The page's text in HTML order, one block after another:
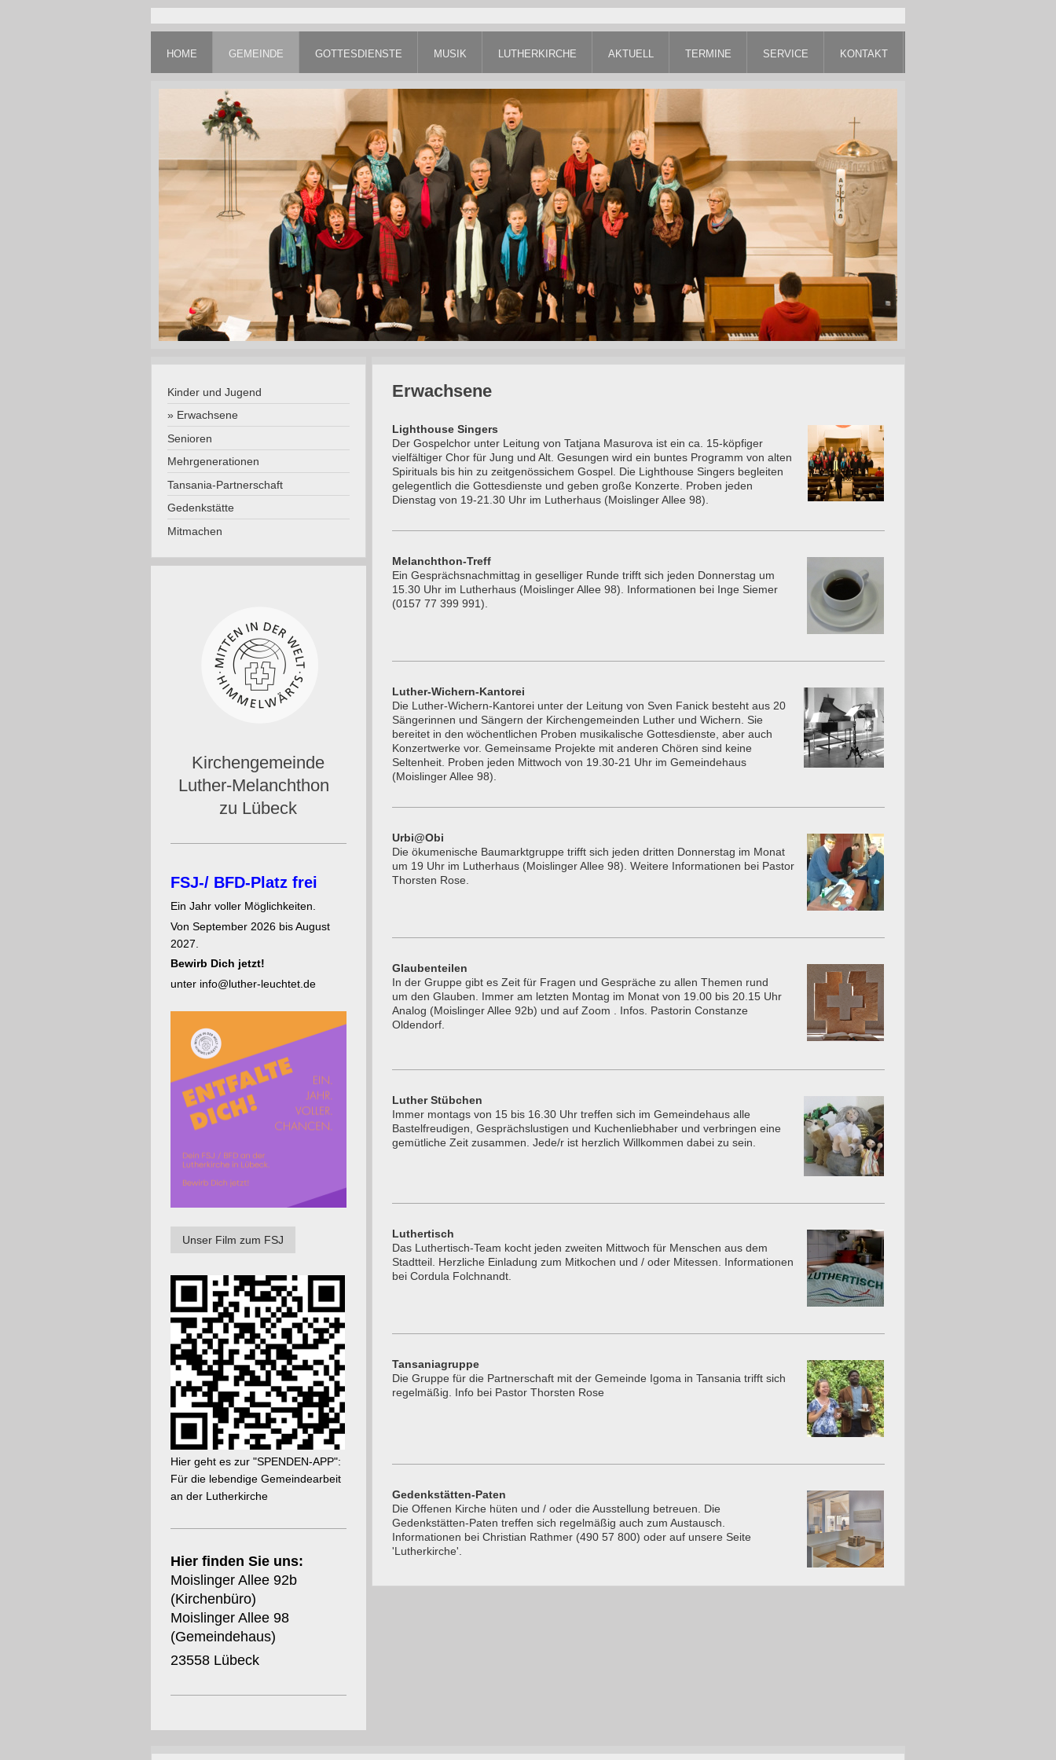
HOME GEMEINDE GOTTESDIENSTE MUSIK LUTHERKIRCHE AKTUELL TERMINE SERVICE KONTAKT
Erwachsene
Lighthouse Singers
Der Gospelchor unter Leitung von Tatjana Masurova ist ein ca. 15-köpfiger
vielfältiger Chor für Jung und Alt. Gesungen wird ein buntes Programm von alten
Spirituals bis hin zu zeitgenössichem Gospel. Die Lighthouse Singers begleiten
gelegentlich die Gottesdienste und geben große Konzerte. Proben jeden
Dienstag von 19-21.30 Uhr im Lutherhaus (Moislinger Allee 98).
Melanchthon-Treff
Ein Gesprächsnachmittag in geselliger Runde trifft sich jeden Donnerstag um
15.30 Uhr im Lutherhaus (Moislinger Allee 98). Informationen bei Inge Siemer
(0157 77 399 991).
Luther-Wichern-Kantorei
Die Luther-Wichern-Kantorei unter der Leitung von Sven Fanick besteht aus 20
Sängerinnen und Sängern der Kirchengemeinden Luther und Wichern. Sie
bereitet in den wöchentlichen Proben musikalische Gottesdienste, aber auch
Konzertwerke vor. Gemeinsame Projekte mit anderen Chören sind keine
Seltenheit. Proben jeden Mittwoch von 19.30-21 Uhr im Gemeindehaus
(Moislinger Allee 98).
Urbi@Obi
Die ökumenische Baumarktgruppe trifft sich jeden dritten Donnerstag im Monat
um 19 Uhr im Lutherhaus (Moislinger Allee 98). Weitere Informationen bei Pastor
Thorsten Rose.
Glaubenteilen
In der Gruppe gibt es Zeit für Fragen und Gespräche zu allen Themen rund
um den Glauben. Immer am letzten Montag im Monat von 19.00 bis 20.15 Uhr
Analog (Moislinger Allee 92b) und auf Zoom . Infos. Pastorin Constanze
Oldendorf.
Luther Stübchen
Immer montags von 15 bis 16.30 Uhr treffen sich im Gemeindehaus alle
Bastelfreudigen, Gesprächslustigen und Kuchenliebhaber und verbringen eine
gemütliche Zeit zusammen. Jede/r ist herzlich Willkommen dabei zu sein.
Luthertisch
Das Luthertisch-Team kocht jeden zweiten Mittwoch für Menschen aus dem
Stadtteil. Herzliche Einladung zum Mitkochen und / oder Mitessen. Informationen
bei Cordula Folchnandt.
Tansaniagruppe
Die Gruppe für die Partnerschaft mit der Gemeinde Igoma in Tansania trifft sich
regelmäßig. Info bei Pastor Thorsten Rose
Gedenkstätten-Paten
Die Offenen Kirche hüten und / oder die Ausstellung betreuen. Die
Gedenkstätten-Paten treffen sich regelmäßig auch zum Austausch.
Informationen bei Christian Rathmer (490 57 800) oder auf unsere Seite
'Lutherkirche'.
Kinder und Jugend
Erwachsene
Senioren
Mehrgenerationen
Tansania-Partnerschaft
Gedenkstätte
Mitmachen
Kirchengemeinde
Luther-Melanchthon
zu Lübeck
FSJ-/ BFD-Platz frei
Ein Jahr voller Möglichkeiten.
Von September 2026 bis August
2027.
Bewirb Dich jetzt!
unter info@luther-leuchtet.de
Unser Film zum FSJ
Hier geht es zur "SPENDEN-APP":
Für die lebendige Gemeindearbeit
an der Lutherkirche
Hier finden Sie uns:
Moislinger Allee 92b
(Kirchenbüro)
Moislinger Allee 98
(Gemeindehaus)
23558 Lübeck